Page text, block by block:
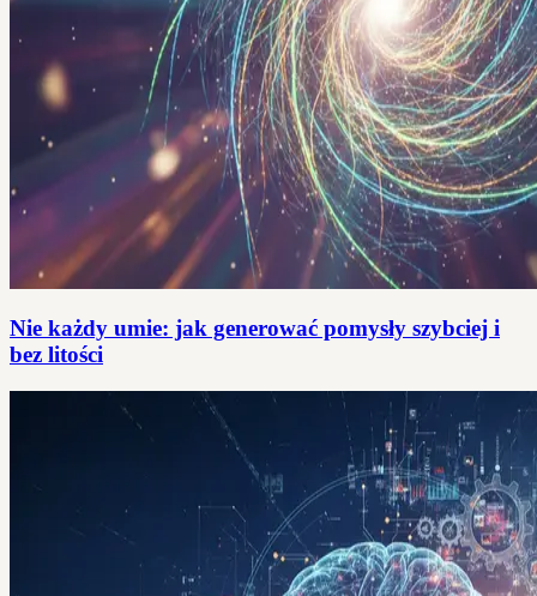
Nie każdy umie: jak generować pomysły szybciej i
bez litości